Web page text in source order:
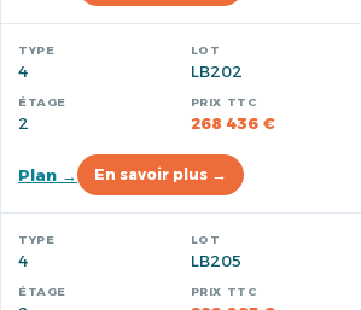
4 LB202
2 268 436 €
Plan → En savoir plus →
4 LB205